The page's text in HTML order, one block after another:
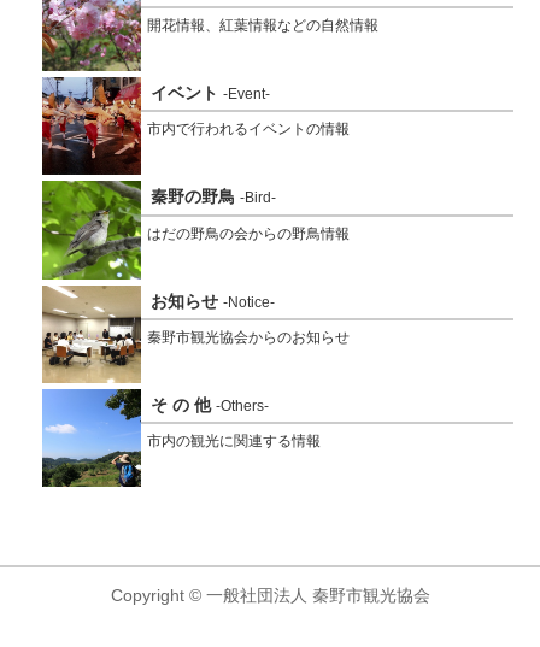
開花情報、紅葉情報などの自然情報
イベント -Event-
市内で行われるイベントの情報
秦野の野鳥 -Bird-
はだの野鳥の会からの野鳥情報
お知らせ -Notice-
秦野市観光協会からのお知らせ
そ の 他 -Others-
市内の観光に関連する情報
Copyright © 一般社団法人 秦野市観光協会